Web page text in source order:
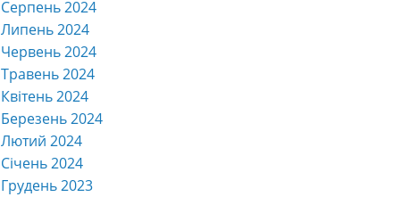
Серпень 2024
Липень 2024
Червень 2024
Травень 2024
Квітень 2024
Березень 2024
Лютий 2024
Січень 2024
Грудень 2023